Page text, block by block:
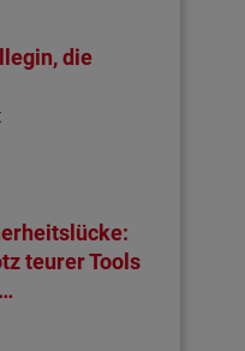
die
teurer Tools